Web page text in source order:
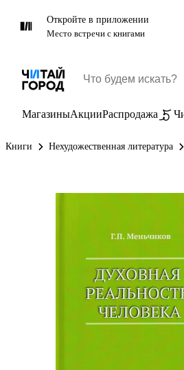
Откройте в приложении
Место встречи с книгами
МагазиныАкцииРаспродажа
Книги Нехудожественная литература